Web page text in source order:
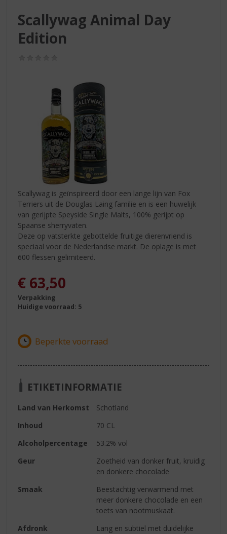
Scallywag Animal Day
Edition
Scallywag is geïnspireerd door een lange lijn van Fox
Terriers uit de Douglas Laing familie en is een huwelijk
van gerijpte Speyside Single Malts, 100% gerijpt op
Spaanse sherryvaten.
Deze op vatsterkte gebottelde fruitige dierenvriend is
speciaal voor de Nederlandse markt. De oplage is met
600 flessen gelimiteerd.
€ 63,50
Verpakking
Huidige voorraad: 5
ETIKETINFORMATIE
Land van Herkomst
Schotland
Inhoud
70 CL
Alcoholpercentage
53.2% vol
Geur
Zoetheid van donker fruit, kruidig
en donkere chocolade
Smaak
Beestachtig verwarmend met
meer donkere chocolade en een
toets van nootmuskaat.
Afdronk
Lang en subtiel met duidelijke